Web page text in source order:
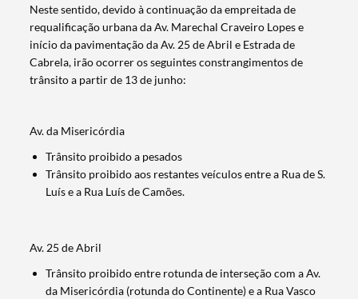
Neste sentido, devido à continuação da empreitada de
requalificação urbana da Av. Marechal Craveiro Lopes e
início da pavimentação da Av. 25 de Abril e Estrada de
Cabrela, irão ocorrer os seguintes constrangimentos de
trânsito a partir de 13 de junho:
Av. da Misericórdia
Trânsito proibido a pesados
Trânsito proibido aos restantes veículos entre a Rua de S.
Luís e a Rua Luís de Camões.
Av. 25 de Abril
Trânsito proibido entre rotunda de interseção com a Av.
da Misericórdia (rotunda do Continente) e a Rua Vasco